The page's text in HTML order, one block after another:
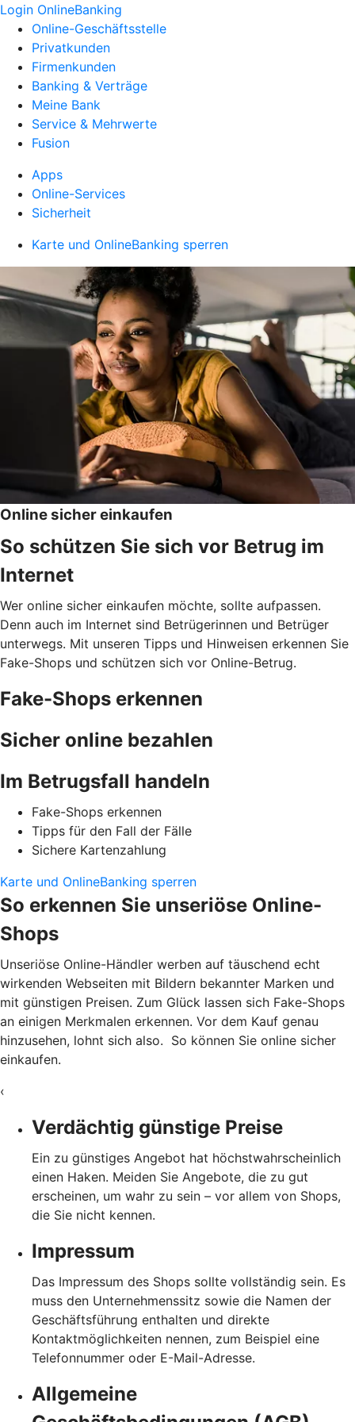
Login OnlineBanking
Online-Geschäftsstelle
Privatkunden
Firmenkunden
Banking & Verträge
Meine Bank
Service & Mehrwerte
Fusion
Apps
Online-Services
Sicherheit
Karte und OnlineBanking sperren
Online sicher einkaufen
So schützen Sie sich vor Betrug im
Internet
Wer online sicher einkaufen möchte, sollte aufpassen.
Denn auch im Internet sind Betrügerinnen und Betrüger
unterwegs. Mit unseren Tipps und Hinweisen erkennen Sie
Fake-Shops und schützen sich vor Online-Betrug.
Fake-Shops erkennen
Sicher online bezahlen
Im Betrugsfall handeln
Fake-Shops erkennen
Tipps für den Fall der Fälle
Sichere Kartenzahlung
Karte und OnlineBanking sperren
So erkennen Sie unseriöse Online-
Shops
Unseriöse Online-Händler werben auf täuschend echt
wirkenden Webseiten mit Bildern bekannter Marken und
mit günstigen Preisen. Zum Glück lassen sich Fake-Shops
an einigen Merkmalen erkennen. Vor dem Kauf genau
hinzusehen, lohnt sich also. So können Sie online sicher
einkaufen.
‹
Verdächtig günstige Preise
Ein zu günstiges Angebot hat höchstwahrscheinlich
einen Haken. Meiden Sie Angebote, die zu gut
erscheinen, um wahr zu sein – vor allem von Shops,
die Sie nicht kennen.
Impressum
Das Impressum des Shops sollte vollständig sein. Es
muss den Unternehmenssitz sowie die Namen der
Geschäftsführung enthalten und direkte
Kontaktmöglichkeiten nennen, zum Beispiel eine
Telefonnummer oder E-Mail-Adresse.
Allgemeine